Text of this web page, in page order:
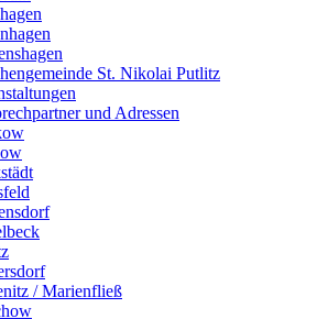
St. Nikolai Putlitz
und Adressen
/ Marienfließ